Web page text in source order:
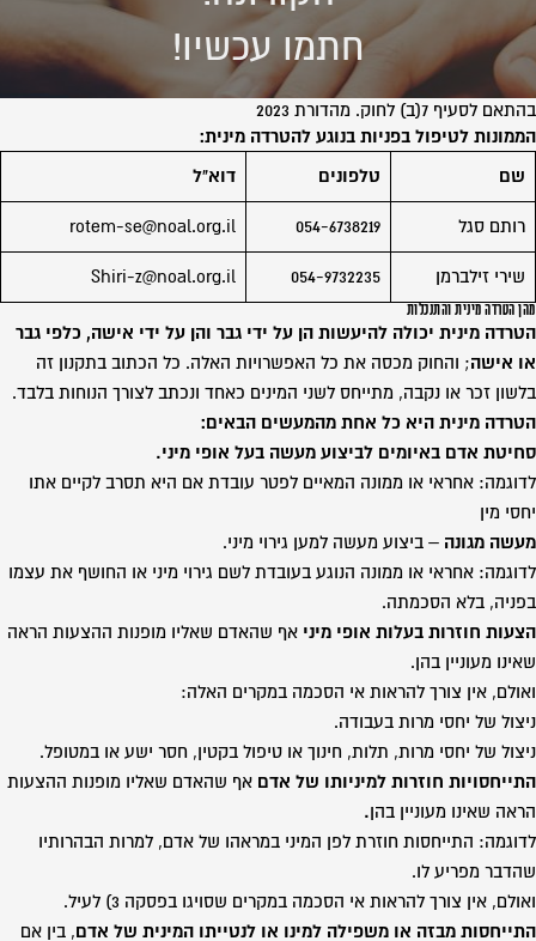
חתמו עכשיו!
בהתאם לסעיף 7(ב) לחוק. מהדורת 2023
הממונות לטיפול בפניות בנוגע להטרדה מינית:
שם טלפונים דוא"ל
רותם סגל 054-6738219
rotem-se@noal.org.il
שירי זילברמן 054-9732235
Shiri-z@noal.org.il
מהן הטרדה מינית והתנכלות
הטרדה מינית יכולה להיעשות הן על ידי גבר והן על ידי אישה, כלפי גבר
או אישה; והחוק מכסה את כל האפשרויות האלה. כל הכתוב בתקנון זה
בלשון זכר או נקבה, מתייחס לשני המינים כאחד ונכתב לצורך הנוחות בלבד.
הטרדה מינית היא כל אחת מהמעשים הבאים:
סחיטת אדם באיומים לביצוע מעשה בעל אופי מיני.
לדוגמה: אחראי או ממונה המאיים לפטר עובדת אם היא תסרב לקיים אתו
יחסי מין
מעשה מגונה – ביצוע מעשה למען גירוי מיני.
לדוגמה: אחראי או ממונה הנוגע בעובדת לשם גירוי מיני או החושף את עצמו
בפניה, בלא הסכמתה.
הצעות חוזרות בעלות אופי מיני אף שהאדם שאליו מופנות ההצעות הראה
שאינו מעוניין בהן.
ואולם, אין צורך להראות אי הסכמה במקרים האלה:
ניצול של יחסי מרות בעבודה.
ניצול של יחסי מרות, תלות, חינוך או טיפול בקטין, חסר ישע או במטופל.
התייחסויות חוזרות למיניותו של אדם אף שהאדם שאליו מופנות ההצעות
הראה שאינו מעוניין בהן.
לדוגמה: התייחסות חוזרת לפן המיני במראהו של אדם, למרות הבהרותיו
שהדבר מפריע לו.
ואולם, אין צורך להראות אי הסכמה במקרים שסויגו בפסקה 3) לעיל.
התייחסות מבזה או משפילה למינו או לנטייתו המינית של אדם, בין אם